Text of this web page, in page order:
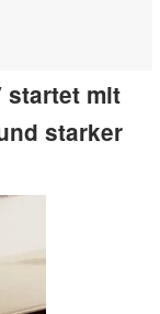
startet mit
starker